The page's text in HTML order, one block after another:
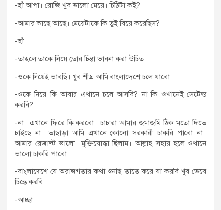
-হাঁ আপা। রোজি খুব ভালো মেয়ে। চিঠিটা কই?
-আমার কাছে আছে। মেয়েটাকে কি তুই বিয়ে করেছিস?
-হাঁ।
-তাহলে তাকে নিয়ে তোর চিন্তা ভাবনা করা উচিত।
-ওকে নিয়েই ভাবছি। খুব শীঘ্র আমি বাংলাদেশে চলে যাবো।
-ওকে নিয়ে কি আবার এখানে চলে আসবি? না কি ওখানেই সেটেল্ড
করবি?
-না। এখানে ফিরে কি করবো। চাচারা আমার জমাজমি ঠিক মতো দিতে
চাইছে না। তাছাড়া আমি এখানে কোনো সরকারী চাকরি পাবো না।
আমার রেজাল্ট ভালো। মুক্তিযোদ্ধা ছিলাম। আল্লাহ সহায় হলে ওখানে
ভালো চাকরি পাবো।
-বাংলাদেশে যে অরাজগতার কথা শুনছি তাতে করে যা করবি খুব ভেবে
চিন্তে করবি।
-আচ্ছা।